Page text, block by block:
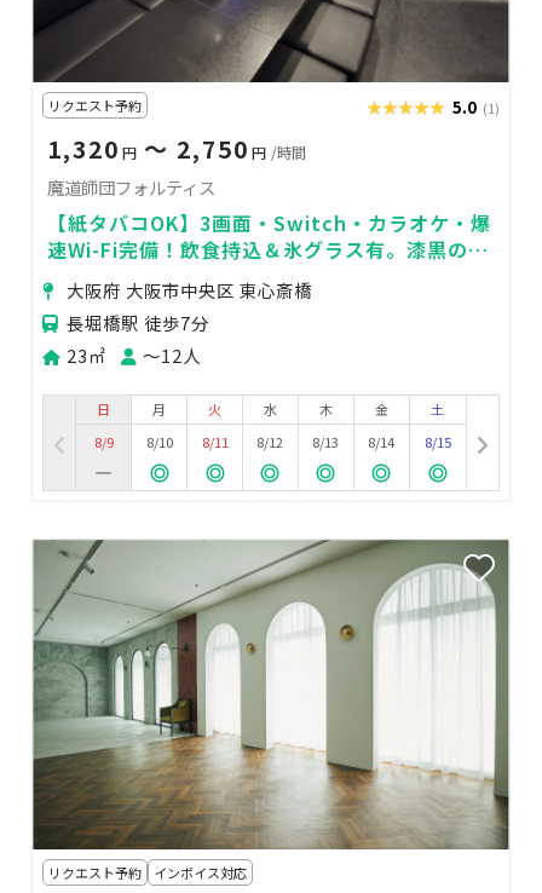
リクエスト予約 ★★★★★
★★★★★ 5.0 (1)
1,320 円 〜 2,750 円 /時間
魔道師団フォルティス
【紙タバコOK】3画面・Switch・カラオケ・爆
速Wi-Fi完備！飲食持込＆氷グラス有。漆黒の贅
沢ソファで仕事・会議・推し活・オフ会を。
大阪府 大阪市中央区 東心斎橋
長堀橋駅 徒歩7分
23㎡
〜12人
日
8/9
月
8/10
火
8/11
水
8/12
木
8/13
金
8/14
土
8/15
リクエスト予約 インボイス対応